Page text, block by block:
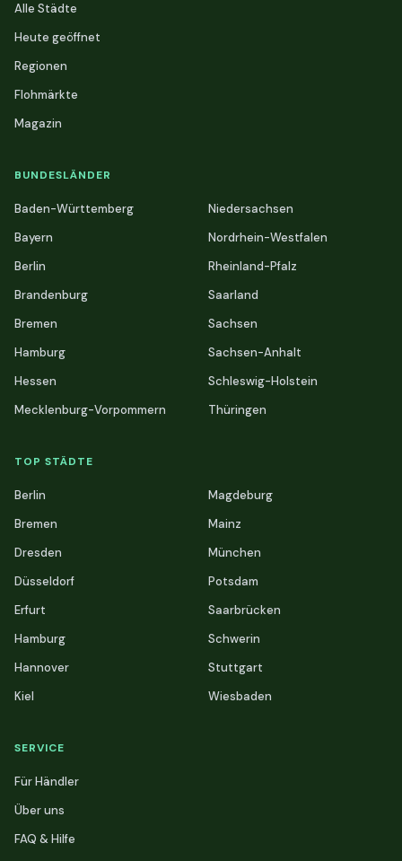
Alle Städte
Heute geöffnet
Regionen
Flohmärkte
Magazin
BUNDESLÄNDER
Baden-Württemberg
Bayern
Berlin
Brandenburg
Bremen
Hamburg
Hessen
Mecklenburg-Vorpommern
Niedersachsen
Nordrhein-Westfalen
Rheinland-Pfalz
Saarland
Sachsen
Sachsen-Anhalt
Schleswig-Holstein
Thüringen
TOP STÄDTE
Berlin
Bremen
Dresden
Düsseldorf
Erfurt
Hamburg
Hannover
Kiel
Magdeburg
Mainz
München
Potsdam
Saarbrücken
Schwerin
Stuttgart
Wiesbaden
SERVICE
Für Händler
Über uns
FAQ & Hilfe